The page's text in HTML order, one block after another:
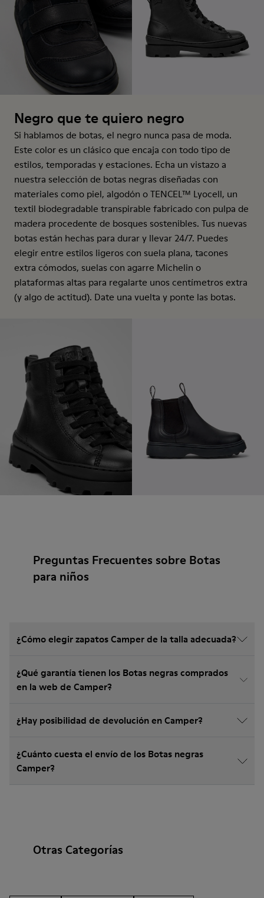
Negro que te quiero negro
Si hablamos de botas, el negro nunca pasa de moda.
Este color es un clásico que encaja con todo tipo de
estilos, temporadas y estaciones. Echa un vistazo a
nuestra selección de botas negras diseñadas con
materiales como piel, algodón o TENCEL™ Lyocell, un
textil biodegradable transpirable fabricado con pulpa de
madera procedente de bosques sostenibles. Tus nuevas
botas están hechas para durar y llevar 24/7. Puedes
elegir entre estilos ligeros con suela plana, tacones
extra cómodos, suelas con agarre Michelin o
plataformas altas para regalarte unos centímetros extra
(y algo de actitud). Date una vuelta y ponte las botas.
Preguntas Frecuentes sobre Botas
para niños
¿Cómo elegir zapatos Camper de la talla adecuada?
¿Qué garantía tienen los Botas negras comprados
en la web de Camper?
¿Hay posibilidad de devolución en Camper?
¿Cuánto cuesta el envío de los Botas negras
Camper?
Otras Categorías